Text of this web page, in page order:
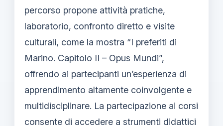
percorso propone attività pratiche,
laboratorio, confronto diretto e visite
culturali, come la mostra “I preferiti di
Marino. Capitolo II – Opus Mundi”,
offrendo ai partecipanti un’esperienza di
apprendimento altamente coinvolgente e
multidisciplinare. La partecipazione ai corsi
consente di accedere a strumenti didattici